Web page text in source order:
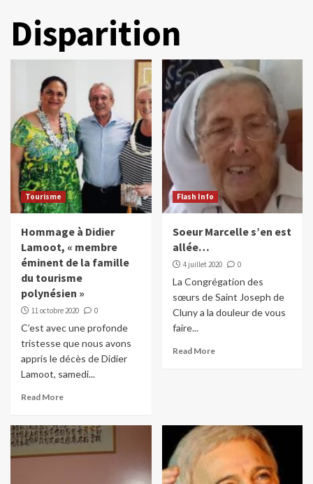
Disparition
Tourisme
Hommage à Didier
Lamoot, « membre
éminent de la famille
du tourisme
polynésien »
11 octobre 2020 0
C’est avec une profonde
tristesse que nous avons
appris le décès de Didier
Lamoot, samedi...
Read More
Flash Info
Soeur Marcelle s’en est
allée…
4 juillet 2020 0
La Congrégation des
sœurs de Saint Joseph de
Cluny a la douleur de vous
faire...
Read More